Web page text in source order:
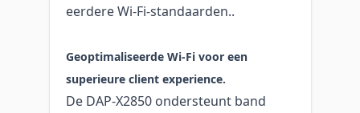
eerdere Wi-Fi-standaarden..
Geoptimaliseerde Wi‑Fi voor een
superieure client experience.
De DAP-X2850 ondersteunt band